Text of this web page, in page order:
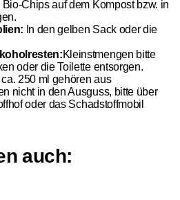
Chips auf dem Kompost bzw. in
In den gelben Sack oder die
Kleinstmengen bitte
oder die Toilette entsorgen.
250 ml gehören aus
nicht in den Ausguss, bitte über
oder das Schadstoffmobil
auch: